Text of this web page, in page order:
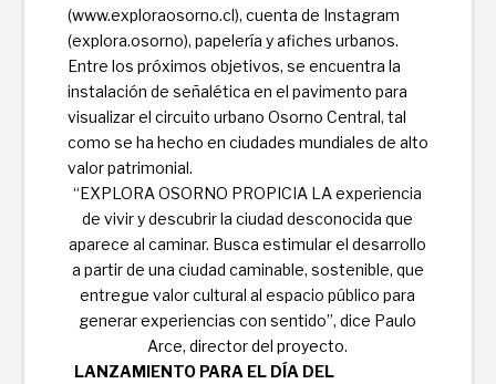
(www.exploraosorno.cl), cuenta de Instagram
(explora.osorno), papelería y a­fiches urbanos.
Entre los próximos objetivos, se encuentra la
instalación de señalética en el pavimento para
visualizar el circuito urbano Osorno Central, tal
como se ha hecho en ciudades mundiales de alto
valor patrimonial.
“EXPLORA OSORNO PROPICIA LA experiencia
de vivir y descubrir la ciudad desconocida que
aparece al caminar. Busca estimular el desarrollo
a partir de una ciudad caminable, sostenible, que
entregue valor cultural al espacio público para
generar experiencias con sentido”, dice Paulo
Arce, director del proyecto.
LANZAMIENTO PARA EL DÍA DEL